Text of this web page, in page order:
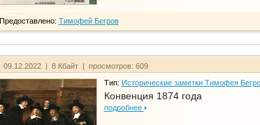
Предоставлено: Тимофей Бегров
09.12.2022 | 8 Кбайт | просмотров: 609
Тип: Исторические заметки Тимофея
Конвенция 1874 года
подробнее